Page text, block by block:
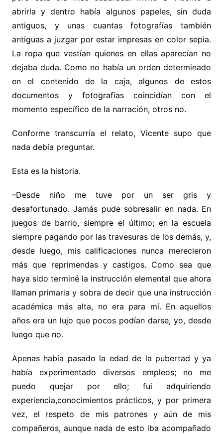
abrirla y dentro había algunos papeles, sin duda
antiguos, y unas cuantas fotografías también
antiguas a juzgar por estar impresas en color sepia.
La ropa que vestían quienes en ellas aparecían no
dejaba duda. Como no había un orden determinado
en el contenido de la caja, algunos de estos
documentos y fotografías coincidían con el
momento específico de la narración, otros no.
Conforme transcurría el relato, Vicente supo que
nada debía preguntar.
Esta es la historia.
–Desde niño me tuve por un ser gris y
desafortunado. Jamás pude sobresalir en nada. En
juegos de barrio, siempre el último; en la escuela
siempre pagando por las travesuras de los demás, y,
desde luego, mis calificaciones nunca merecieron
más que reprimendas y castigos. Como sea que
haya sido terminé la instrucción elemental que ahora
llaman primaria y sobra de decir que una instrucción
académica más alta, no era para mí. En aquellos
años era un lujo que pocos podían darse, yo, desde
luego que no.
Apenas había pasado la edad de la pubertad y ya
había experimentado diversos empleos; no me
puedo quejar por ello; fui adquiriendo
experiencia,conocimientos prácticos, y por primera
vez, el respeto de mis patrones y aún de mis
compañeros, aunque nada de esto iba acompañado